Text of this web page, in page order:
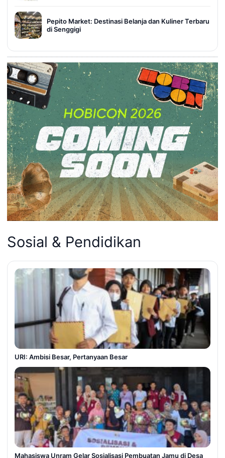
Pepito Market: Destinasi Belanja dan Kuliner Terbaru
di Senggigi
Sosial & Pendidikan
URI: Ambisi Besar, Pertanyaan Besar
Mahasiswa Unram Gelar Sosialisasi Pembuatan Jamu di Desa